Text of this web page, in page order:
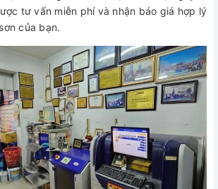
tư vấn miễn phí và nhận báo giá hợp lý
của bạn.